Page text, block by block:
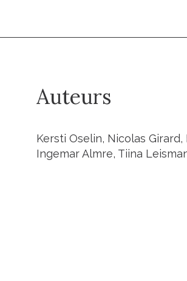
Auteurs
Kersti Oselin, Nicolas
Ingemar Almre, Tiina